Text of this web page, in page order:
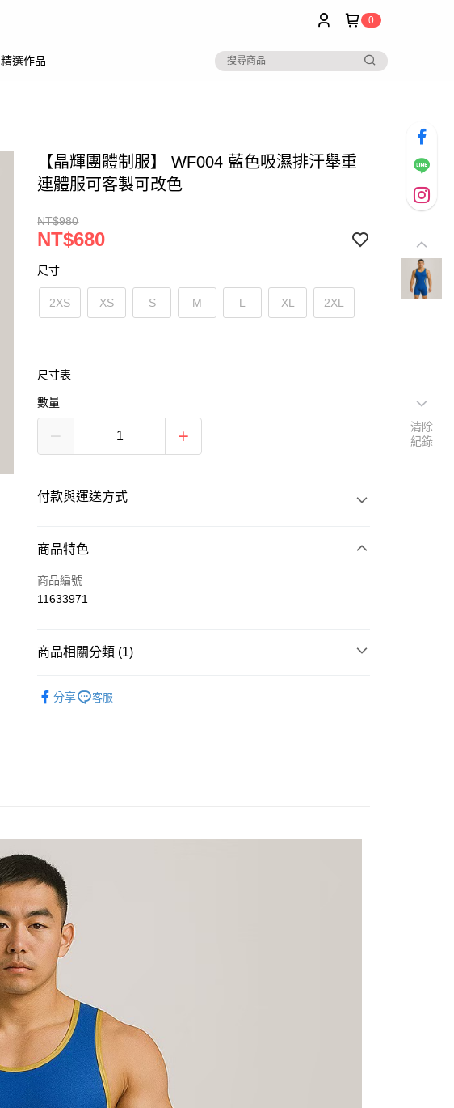
0
精選作品
【晶輝團體制服】 WF004 藍色吸濕排汗舉重
連體服可客製可改色
NT$980
NT$680
尺寸
2XS XS S M L XL 2XL
尺寸表
數量
付款與運送方式
付款方式
信用卡一次付款
黑貓
商品特色
商品編號
11633971
商品相關分類 (1)
分享
客服
清除
紀錄